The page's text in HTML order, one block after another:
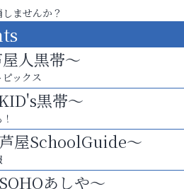
ませんか？
人黒帯～
ックス
黒帯～
屋SchoolGuide～
あしや～